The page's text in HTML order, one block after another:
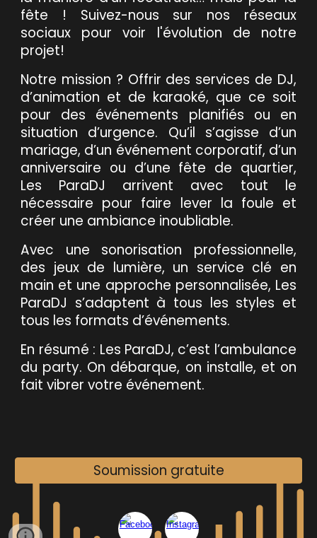
fête ! Suivez-nous sur nos réseaux
sociaux pour voir l'évolution de notre
projet!
Notre mission ? Offrir des services de DJ,
d’animation et de karaoké, que ce soit
pour des événements planifiés ou en
situation d’urgence. Qu’il s’agisse d’un
mariage, d’un événement corporatif, d’un
anniversaire ou d’une fête de quartier,
Les ParaDJ arrivent avec tout le
nécessaire pour faire lever la foule et
créer une ambiance inoubliable.
Avec une sonorisation professionnelle,
des jeux de lumière, un service clé en
main et une approche personnalisée, Les
ParaDJ s’adaptent à tous les styles et
tous les formats d’événements.
En résumé : Les ParaDJ, c’est l’ambulance
du party. On débarque, on installe, et on
fait vibrer votre événement.
Soumission gratuite